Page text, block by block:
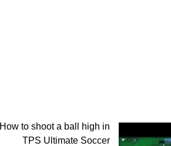
How to shoot a ball high in
TPS Ultimate Soccer